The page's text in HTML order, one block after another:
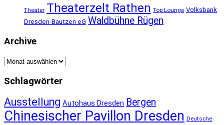
Theater Theaterzelt Rathen Top Lounge Volksbank
Dresden-Bautzen eG Waldbühne Rügen
Archive
Archive
Schlagwörter
Ausstellung Autohaus Dresden Bergen
Chinesischer Pavillon Dresden Deutsche